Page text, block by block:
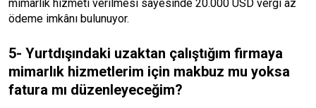
mimarlık hizmeti verilmesi sayesinde 20.000 USD vergi az
ödeme imkânı bulunuyor.
5- Yurtdışındaki uzaktan çalıştığım firmaya
mimarlık hizmetlerim için makbuz mu yoksa
fatura mı düzenleyeceğim?